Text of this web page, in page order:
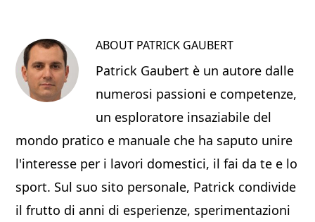
ABOUT PATRICK GAUBERT
Patrick Gaubert è un autore dalle
numerosi passioni e competenze,
un esploratore insaziabile del
mondo pratico e manuale che ha saputo unire
l'interesse per i lavori domestici, il fai da te e lo
sport. Sul suo sito personale, Patrick condivide
il frutto di anni di esperienze, sperimentazioni